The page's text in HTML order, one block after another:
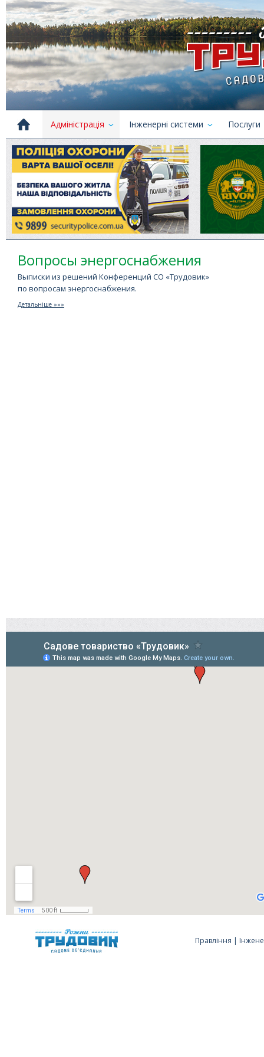
Адміністрація Інженерні системи Послуги
Вопросы энергоснабжения
Выписки из решений Конференций СО «Трудовик»
по вопросам энергоснабжения.
Детальніше »»»
Правління |